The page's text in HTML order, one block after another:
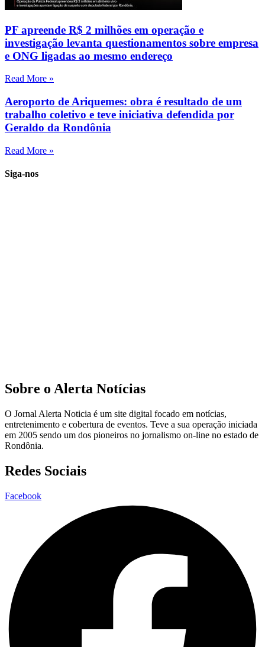
PF apreende R$ 2 milhões em operação e
investigação levanta questionamentos sobre empresa
e ONG ligadas ao mesmo endereço
Read More »
Aeroporto de Ariquemes: obra é resultado de um
trabalho coletivo e teve iniciativa defendida por
Geraldo da Rondônia
Read More »
Siga-nos
Sobre o Alerta Notícias
O Jornal Alerta Noticia é um site digital focado em notícias,
entretenimento e cobertura de eventos. Teve a sua operação iniciada
em 2005 sendo um dos pioneiros no jornalismo on-line no estado de
Rondônia.
Redes Sociais
Facebook